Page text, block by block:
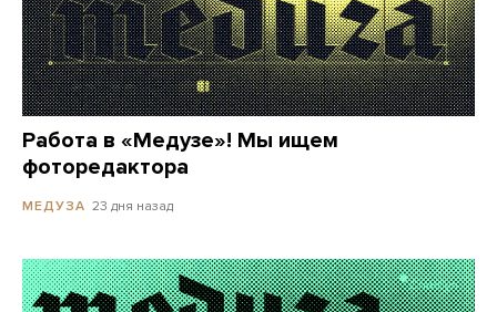
Работа в «Медузе»! Мы ищем
фоторедактора
МЕДУЗА 23 дня назад